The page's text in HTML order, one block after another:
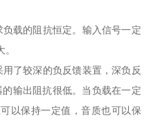
载的阻抗恒定。输入信号一定
了较深的负反馈装置，深负反
输出阻抗很低。当负载在一定
以保持一定值，音质也可以保